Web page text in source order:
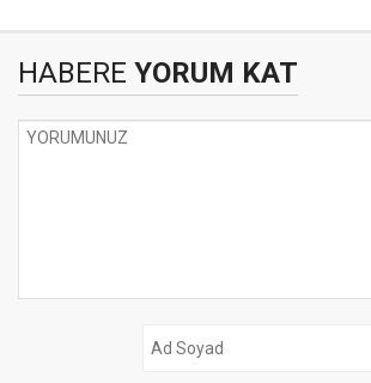
HABERE YORUM KAT